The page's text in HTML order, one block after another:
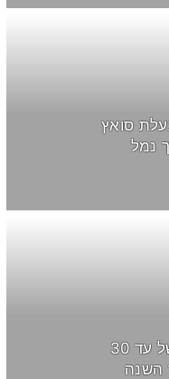
סואץ
נמל
יבואני הרכב מציגים: קחו הנחה של עד 30
השנה